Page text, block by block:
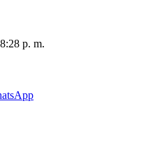
p. m.